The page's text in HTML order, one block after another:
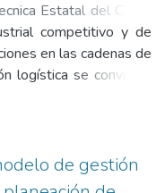
Estatal del Carchi
05-20)Mite Guzmán,
Juan Diego
competitivo y de
en las cadenas de
logística se convierte
para garantizar la
dedicada a la
de proyectos de
en el sector
de gestión